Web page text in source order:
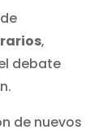
,
debate
de nuevos